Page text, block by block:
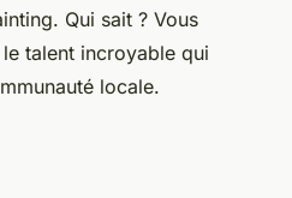
Qui sait ? Vous
talent incroyable qui
locale.